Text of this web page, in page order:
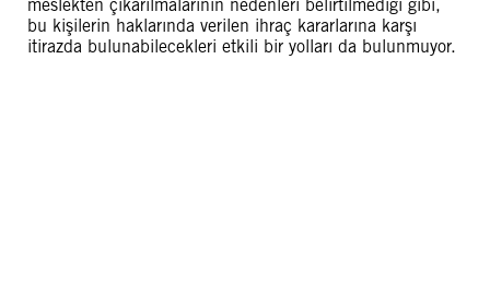
meslekten çıkarılmalarının nedenleri belirtilmediği gibi,
bu kişilerin haklarında verilen ihraç kararlarına karşı
itirazda bulunabilecekleri etkili bir yolları da bulunmuyor.